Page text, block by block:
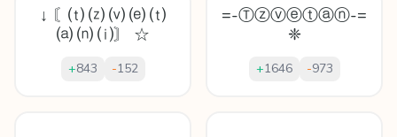
↓ 〘⒯ ⒵ ⒱ ⒠ ⒯
⒜ ⒩ ⒤〙 ☆
+843 -152
=-Ⓣⓩⓥⓔⓣⓐⓝ-=
❈
+1646 -973